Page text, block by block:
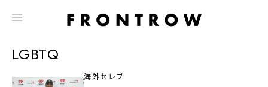
LGBTQ
海外セレブ